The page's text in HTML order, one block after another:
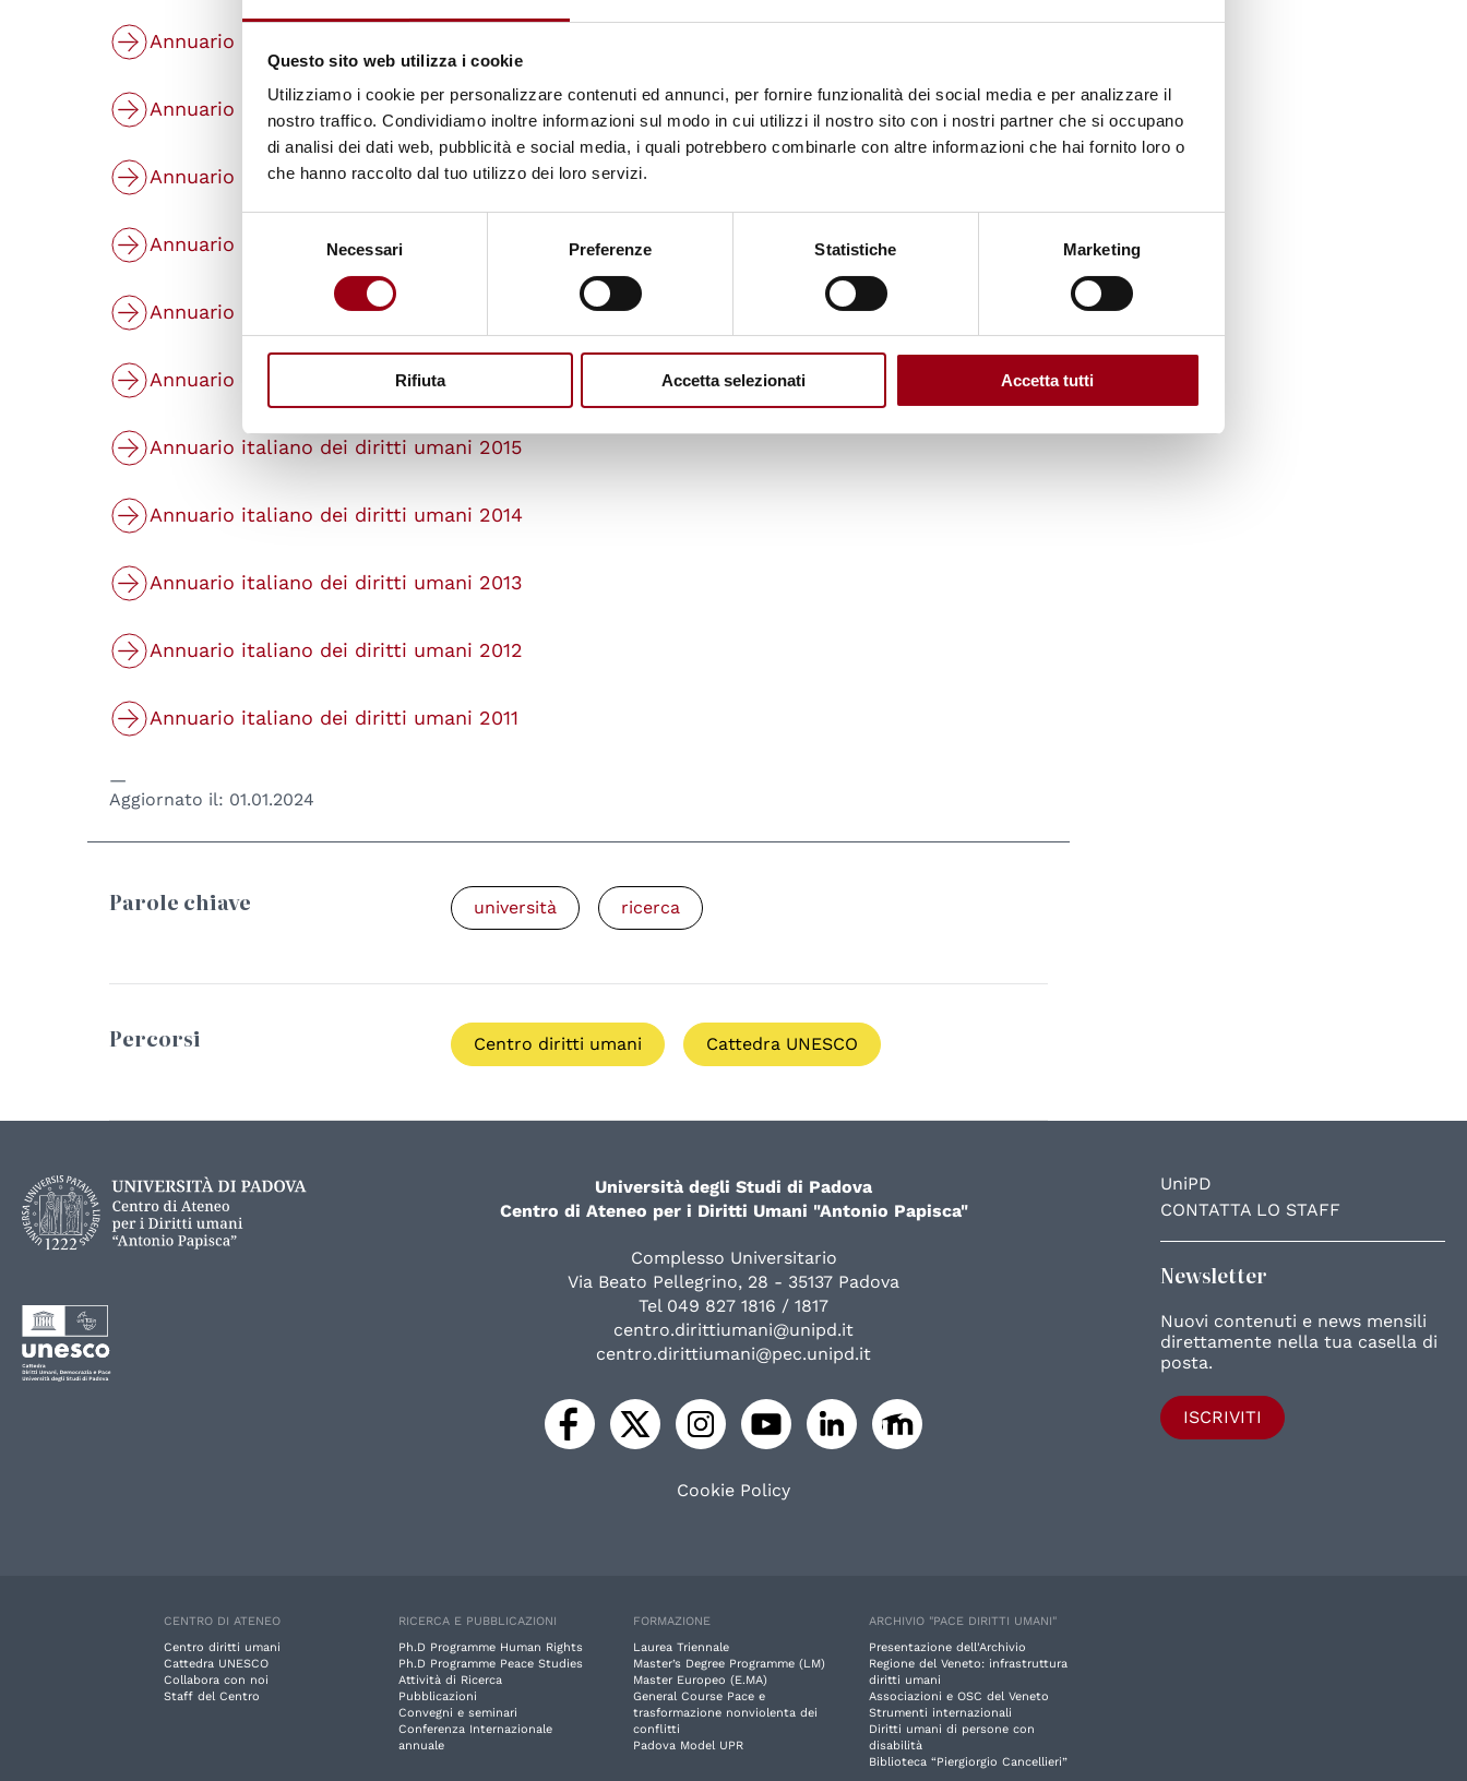
Questo sito web utilizza i cookie
Utilizziamo i cookie per personalizzare contenuti ed annunci, per fornire funzionalità dei social media e per analizzare il
nostro traffico. Condividiamo inoltre informazioni sul modo in cui utilizzi il nostro sito con i nostri partner che si occupano
di analisi dei dati web, pubblicità e social media, i quali potrebbero combinarle con altre informazioni che hai fornito loro o
che hanno raccolto dal tuo utilizzo dei loro servizi.
Necessari Preferenze Statistiche Marketing
Rifiuta Accetta selezionati Accetta tutti
Annuario italiano dei diritti umani 2021
Annuario italiano dei diritti umani 2020
Annuario italiano dei diritti umani 2019
Annuario italiano dei diritti umani 2018
Annuario italiano dei diritti umani 2017
Annuario italiano dei diritti umani 2016
Annuario italiano dei diritti umani 2015
Annuario italiano dei diritti umani 2014
Annuario italiano dei diritti umani 2013
Annuario italiano dei diritti umani 2012
Annuario italiano dei diritti umani 2011
Aggiornato il: 01.01.2024
Parole chiave università ricerca
Percorsi Centro diritti umani Cattedra UNESCO
UniPD
CONTATTA LO STAFF
Newsletter
Nuovi contenuti e news mensili
direttamente nella tua casella di
posta.
ISCRIVITI
Università degli Studi di Padova
Centro di Ateneo per i Diritti Umani "Antonio Papisca"
Complesso Universitario
Via Beato Pellegrino, 28 - 35137 Padova
Tel 049 827 1816 / 1817
centro.dirittiumani@unipd.it
centro.dirittiumani@pec.unipd.it
Cookie Policy
CENTRO DI ATENEO
Centro diritti umani
Cattedra UNESCO
Collabora con noi
Staff del Centro
RICERCA E PUBBLICAZIONI
Ph.D Programme Human Rights
Ph.D Programme Peace Studies
Attività di Ricerca
Pubblicazioni
Convegni e seminari
Conferenza Internazionale
annuale
FORMAZIONE
Laurea Triennale
Master’s Degree Programme (LM)
Master Europeo (E.MA)
General Course Pace e
trasformazione nonviolenta dei
conflitti
Padova Model UPR
ARCHIVIO "PACE DIRITTI UMANI"
Presentazione dell'Archivio
Regione del Veneto: infrastruttura
diritti umani
Associazioni e OSC del Veneto
Strumenti internazionali
Diritti umani di persone con
disabilità
Biblioteca “Piergiorgio Cancellieri”